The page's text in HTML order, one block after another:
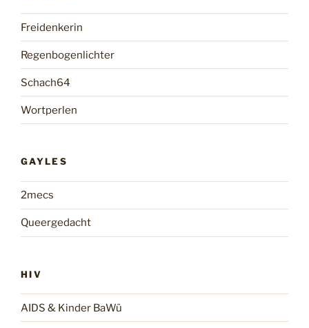
Freidenkerin
Regenbogenlichter
Schach64
Wortperlen
GAYLES
2mecs
Queergedacht
HIV
AIDS & Kinder BaWü